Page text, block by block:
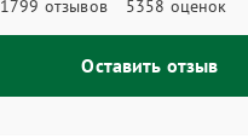
1799 отзывов 5358 оценок
Оставить отзыв